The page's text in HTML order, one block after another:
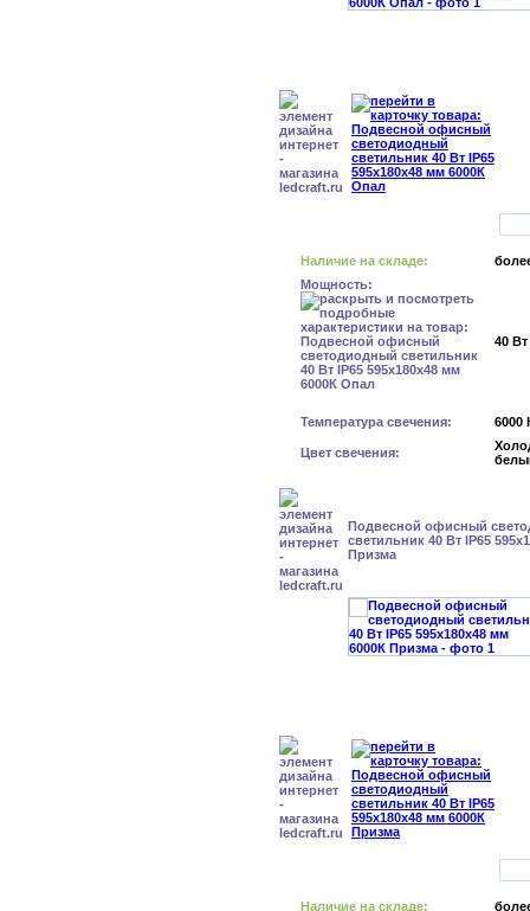
Наличие на складе:
Мощность:
40 Вт
Температура свечения: 6000
Цвет свечения:
Подвесной офисный
светильник 40 Вт IP65
Призма
Наличие на складе: